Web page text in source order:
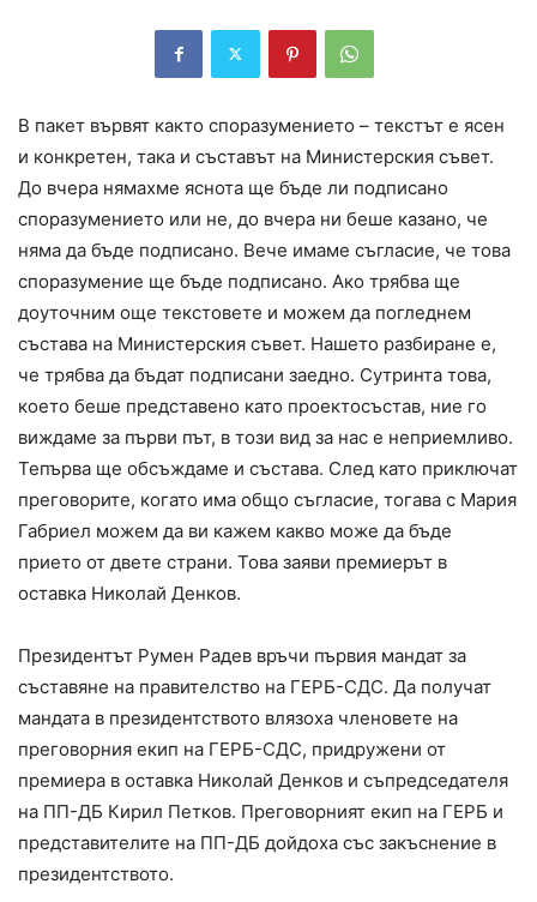
В пакет вървят както споразумението – текстът е ясен
и конкретен, така и съставът на Министерския съвет.
До вчера нямахме яснота ще бъде ли подписано
споразумението или не, до вчера ни беше казано, че
няма да бъде подписано. Вече имаме съгласие, че това
споразумение ще бъде подписано. Ако трябва ще
доуточним още текстовете и можем да погледнем
състава на Министерския съвет. Нашето разбиране е,
че трябва да бъдат подписани заедно. Сутринта това,
което беше представено като проектосъстав, ние го
виждаме за първи път, в този вид за нас е неприемливо.
Тепърва ще обсъждаме и състава. След като приключат
преговорите, когато има общо съгласие, тогава с Мария
Габриел можем да ви кажем какво може да бъде
прието от двете страни. Това заяви премиерът в
оставка Николай Денков.
Президентът Румен Радев връчи първия мандат за
съставяне на правителство на ГЕРБ-СДС. Да получат
мандата в президентството влязоха членовете на
преговорния екип на ГЕРБ-СДС, придружени от
премиера в оставка Николай Денков и съпредседателя
на ПП-ДБ Кирил Петков. Преговорният екип на ГЕРБ и
представителите на ПП-ДБ дойдоха със закъснение в
президентството.